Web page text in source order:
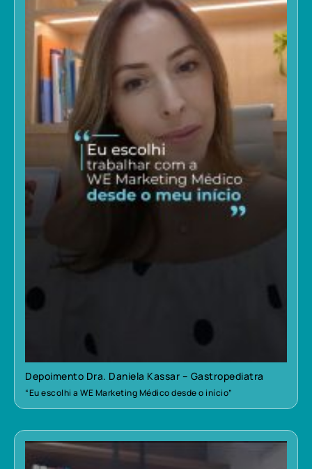
Depoimento Dra. Daniela Kassar – Gastropediatra
“Eu escolhi a WE Marketing Médico desde o início”